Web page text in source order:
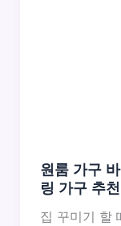
원룸 가구
링 가구 추천
집 꾸미기 할